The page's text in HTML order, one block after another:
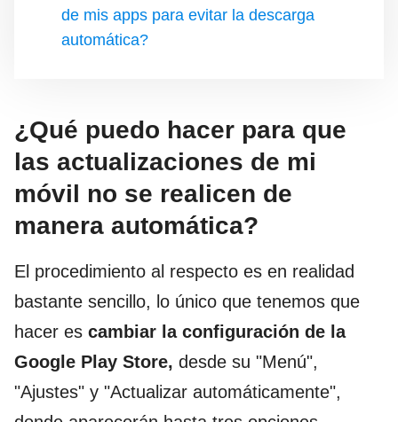
de mis apps para evitar la descarga
automática?
¿Qué puedo hacer para que
las actualizaciones de mi
móvil no se realicen de
manera automática?
El procedimiento al respecto es en realidad
bastante sencillo, lo único que tenemos que
hacer es cambiar la configuración de la
Google Play Store, desde su "Menú",
"Ajustes" y "Actualizar automáticamente",